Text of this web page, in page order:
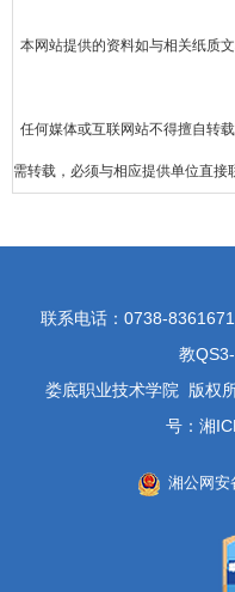
本网站提供的资料如与相关纸质
任何媒体或互联网站不得擅自转
需转载，必须与相应提供单位直接
联系电话：0738-
教
娄底职业技术学院 版
号：湘
湘公网安